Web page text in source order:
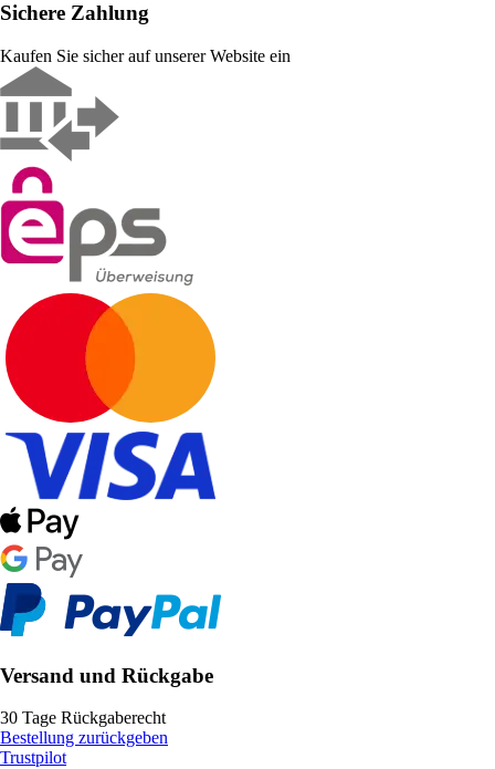
Sichere Zahlung
Kaufen Sie sicher auf unserer Website ein
Versand und Rückgabe
30 Tage Rückgaberecht
Bestellung zurückgeben
Trustpilot